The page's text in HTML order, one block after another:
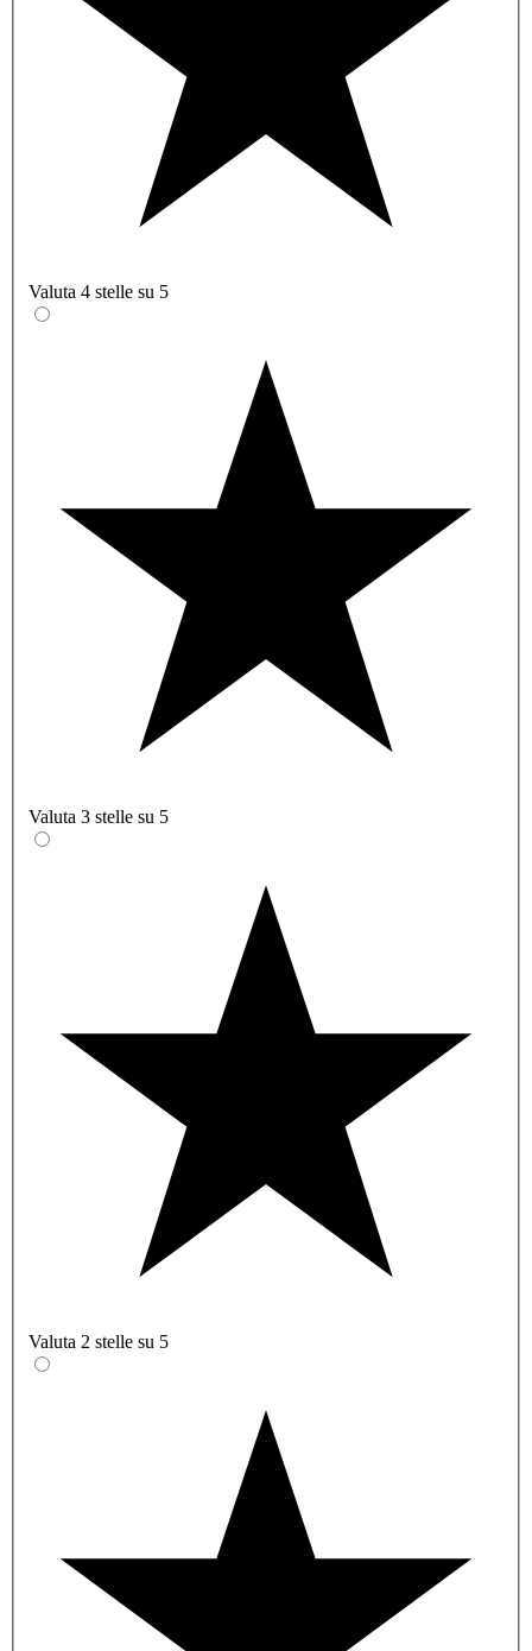
Valuta 4 stelle su 5
Valuta 3 stelle su 5
Valuta 2 stelle su 5